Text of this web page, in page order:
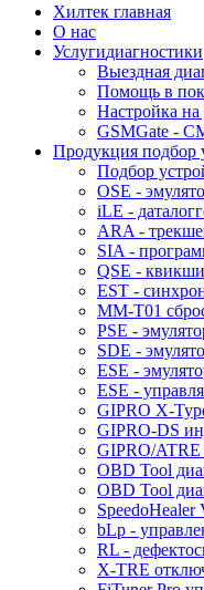
Хилтек главная
О нас
Услугидиагностики
Выездная
Помощь в
Настройка на
GSMGate -
Продукция подбор
Подбор
OSE -
iLE -
ARA -
SIA -
QSE -
EST -
MM-T01
PSE -
SDE -
ESE -
ESE -
GIPRO X-
GIPRO-DS
GIPRO/ATRE
OBD Tool
OBD Tool
SpeedoHealer
bLp -
RL -
X-TRE